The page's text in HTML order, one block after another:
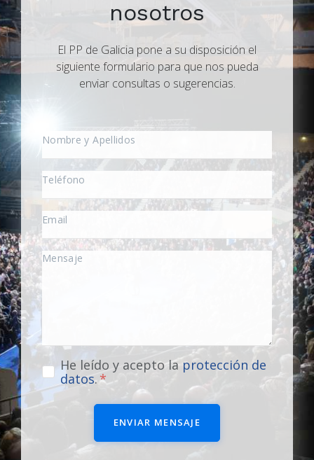
nosotros
El PP de Galicia pone a su disposición el
siguiente formulario para que nos pueda
enviar consultas o sugerencias.
He leído y acepto la protección de
datos.
ENVIAR MENSAJE